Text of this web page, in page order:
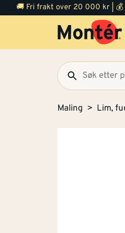
🚚 Fri frakt over 20 000 kr | 💰
Maling Lim,